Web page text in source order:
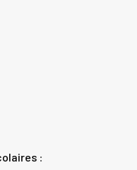
: